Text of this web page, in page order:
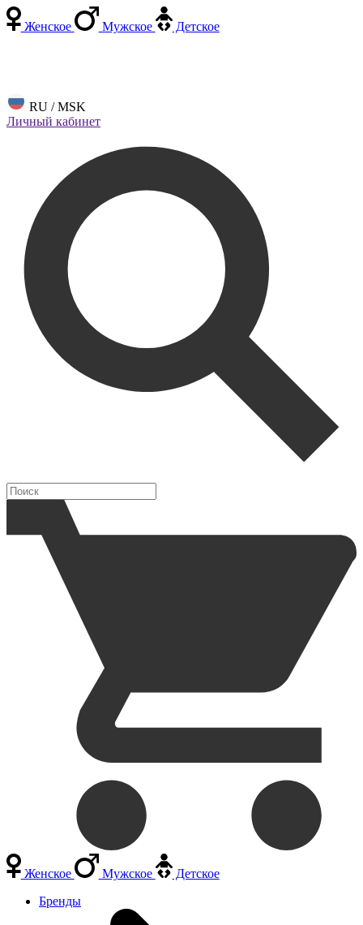
Женское Мужское Детское
RU / MSK
Личный кабинет
Женское Мужское
Детское
Бренды